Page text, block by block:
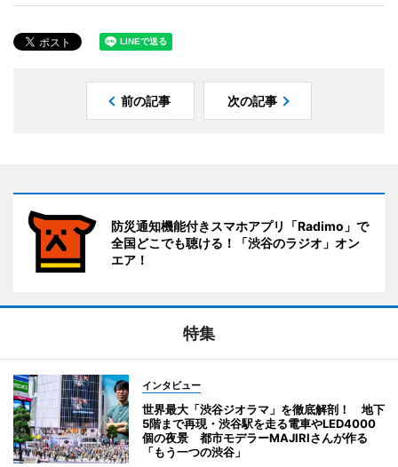
前の記事 次の記事
防災通知機能付きスマホアプリ「Radimo」で
全国どこでも聴ける！「渋谷のラジオ」オン
エア！
特集
インタビュー
世界最大「渋谷ジオラマ」を徹底解剖！ 地下
5階まで再現・渋谷駅を走る電車やLED4000
個の夜景 都市モデラーMAJIRIさんが作る
「もう一つの渋谷」